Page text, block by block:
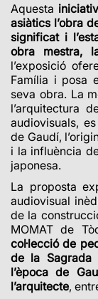
Aquesta
asiàtics l’obra
significat i
obra mestra,
l’exposició
Família i posa
seva obra. La
l’arquitectura
audiovisuals,
de Gaudí,
i la influència
japonesa.
La proposta
audiovisual
de la
MOMAT de
col·lecció de
de la Sagrada
l’època de
l’arquitecte,